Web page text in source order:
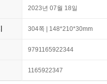
2023년 07월 18일
304쪽 | 148*210*30mm
9791165922344
1165922347